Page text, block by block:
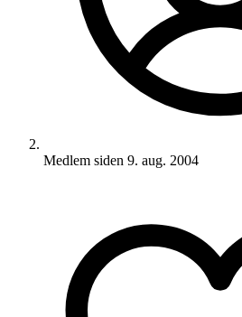
Medlem siden 9. aug. 2004